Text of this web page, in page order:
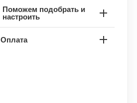
Поможем подобрать и
настроить
Оплата